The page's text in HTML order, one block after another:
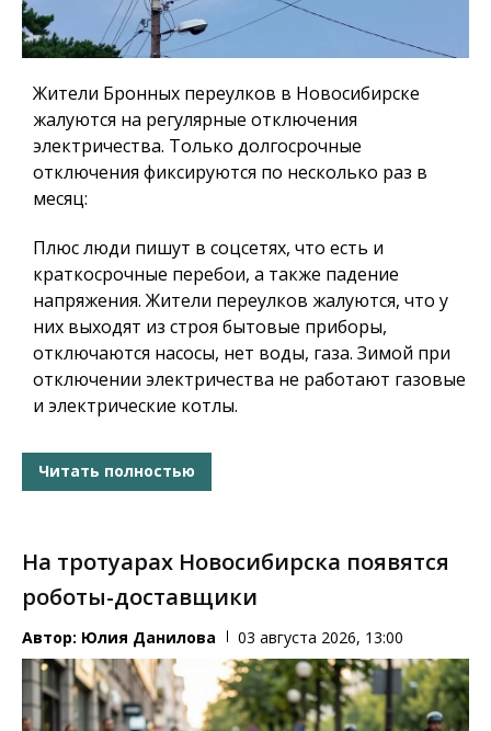
Жители Бронных переулков в Новосибирске
жалуются на регулярные отключения
электричества. Только долгосрочные
отключения фиксируются по несколько раз в
месяц:
Плюс люди пишут в соцсетях, что есть и
краткосрочные перебои, а также падение
напряжения. Жители переулков жалуются, что у
них выходят из строя бытовые приборы,
отключаются насосы, нет воды, газа. Зимой при
отключении электричества не работают газовые
и электрические котлы.
Читать полностью
На тротуарах Новосибирска появятся
роботы-доставщики
Автор: Юлия Данилова 03 августа 2026, 13:00